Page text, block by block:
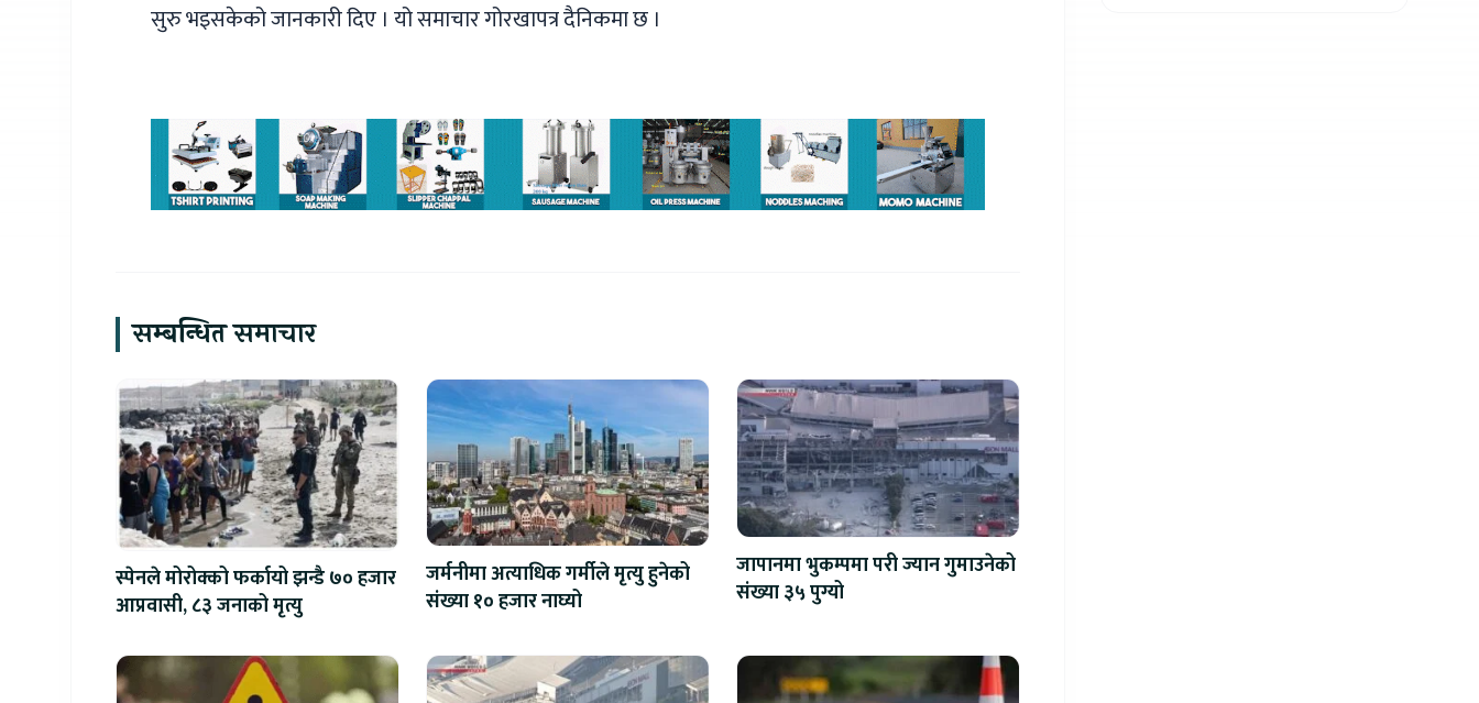
सुरु भइसकेको जानकारी दिए । यो समाचार गोरखापत्र दैनिकमा छ ।
सम्बन्धित समाचार
स्पेनले मोरोक्को फर्कायो झन्डै ७० हजार
आप्रवासी, ८३ जनाको मृत्यु
जर्मनीमा अत्याधिक गर्मीले मृत्यु हुनेको
संख्या १० हजार नाघ्यो
जापानमा भुकम्पमा परी ज्यान गुमाउनेको
संख्या ३५ पुग्यो